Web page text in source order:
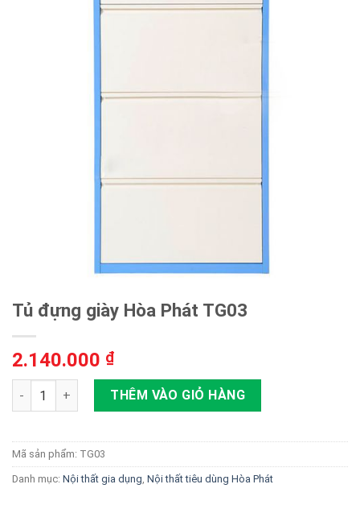
Tủ đựng giày Hòa Phát TG03
2.140.000 ₫
Tủ đựng giày Hòa Phát TG03 số lượng
THÊM VÀO GIỎ HÀNG
Mã sản phẩm: TG03
Danh mục: Nội thất gia dụng Nội thất tiêu dùng Hòa Phát